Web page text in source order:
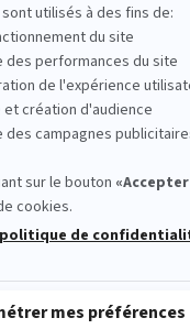
sont utilisés à des fins de:
du site
des performances du site
de l'expérience
et création d'audience
des campagnes
sur le bouton
cookies.
de Gestion du
de
mes préférences